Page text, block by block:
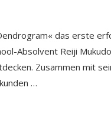
das erste
Absolvent Reiji
Zusammen mit
…